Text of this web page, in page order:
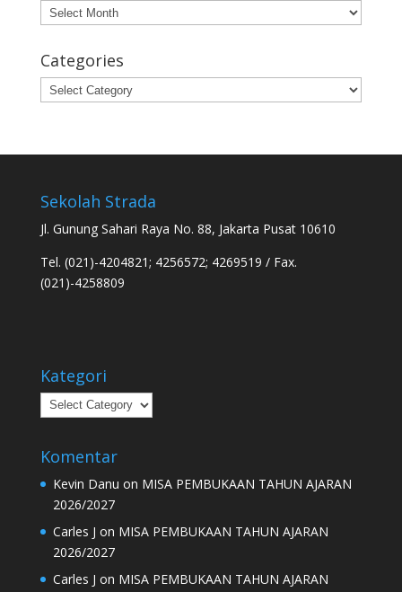
Archives
Categories
Categories
Sekolah Strada
Jl. Gunung Sahari Raya No. 88, Jakarta Pusat 10610
Tel. (021)-4204821; 4256572; 4269519 / Fax.
(021)-4258809
Kategori
Kategori
Komentar
Kevin Danu on MISA PEMBUKAAN TAHUN AJARAN
2026/2027
Carles J on MISA PEMBUKAAN TAHUN AJARAN
2026/2027
Carles J on MISA PEMBUKAAN TAHUN AJARAN